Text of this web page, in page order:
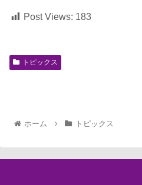
Post Views: 183
トピックス
ホーム トピックス